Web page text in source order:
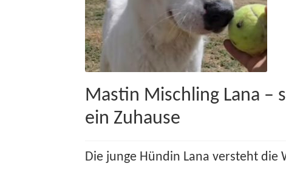
Mastin Mischling Lana –
ein Zuhause
Die junge Hündin Lana versteht die